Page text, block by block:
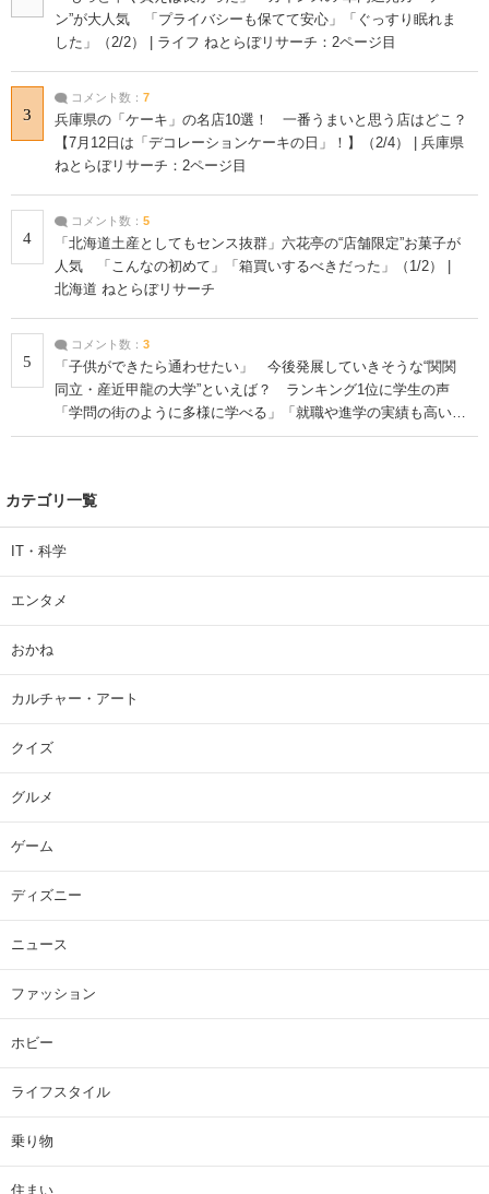
ン”が大人気 「プライバシーも保てて安心」「ぐっすり眠れま
した」（2/2） | ライフ ねとらぼリサーチ：2ページ目
3
コメント数： 7
兵庫県の「ケーキ」の名店10選！ 一番うまいと思う店はどこ？
【7月12日は「デコレーションケーキの日」！】（2/4） | 兵庫県
ねとらぼリサーチ：2ページ目
4
コメント数： 5
「北海道土産としてもセンス抜群」六花亭の“店舗限定”お菓子が
人気 「こんなの初めて」「箱買いするべきだった」（1/2） |
北海道 ねとらぼリサーチ
5
コメント数： 3
「子供ができたら通わせたい」 今後発展していきそうな“関関
同立・産近甲龍の大学”といえば？ ランキング1位に学生の声
「学問の街のように多様に学べる」「就職や進学の実績も高い」
| 大学 ねとらぼリサーチ
カテゴリ一覧
IT・科学
エンタメ
おかね
カルチャー・アート
クイズ
グルメ
ゲーム
ディズニー
ニュース
ファッション
ホビー
ライフスタイル
乗り物
住まい